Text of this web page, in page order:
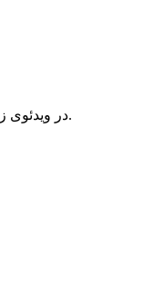
در ویدئوی زیر می توانید این مراحل را مشاهده نمایید.